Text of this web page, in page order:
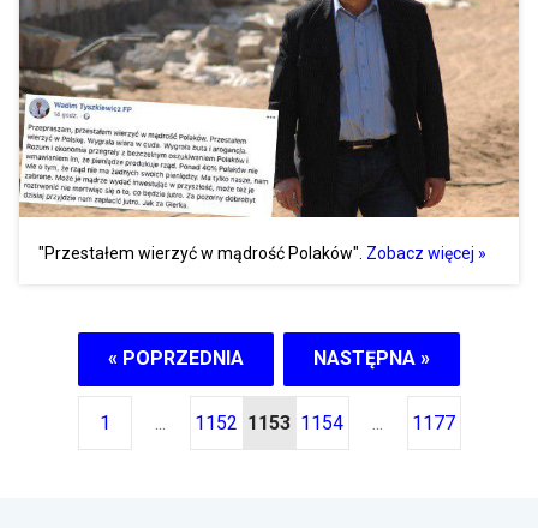
"Przestałem wierzyć w mądrość Polaków". Zobacz więcej »
« POPRZEDNIA NASTĘPNA »
1 1152 1153 1154 1177